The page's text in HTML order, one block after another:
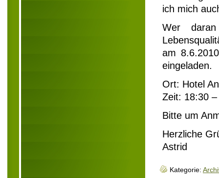
ich mich
Wer
am
eingeladen.
Ort: Hotel
Zeit: 18:30
Bitte um
Herzliche
Astrid
Kategorie: